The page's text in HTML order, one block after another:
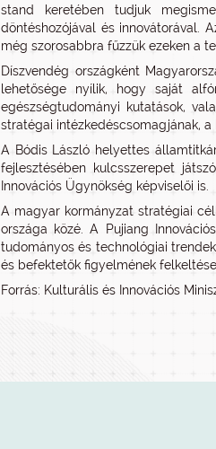
stand keretében tudjuk
döntéshozójával és innovátorával.
még szorosabbra fűzzük ezeken a
Díszvendég országként
lehetősége nyílik, hogy saját
egészségtudományi kutatások,
stratégai intézkedéscsomagjának,
A Bódis László helyettes
fejlesztésében kulcsszerepet
Innovációs Ügynökség képviselői is.
A magyar kormányzat stratégiai
országa közé. A Pujiang
tudományos és technológiai
és befektetők figyelmének
Forrás: Kulturális és Innovációs